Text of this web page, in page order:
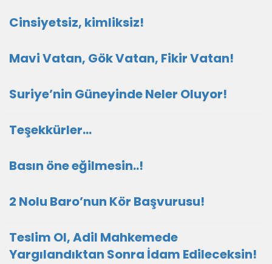
Cinsiyetsiz, kimliksiz!
Mavi Vatan, Gök Vatan, Fikir Vatan!
Suriye’nin Güneyinde Neler Oluyor!
Teşekkürler…
Basın öne eğilmesin..!
2 Nolu Baro’nun Kör Başvurusu!
Teslim Ol, Adil Mahkemede
Yargılandıktan Sonra İdam Edileceksin!